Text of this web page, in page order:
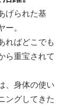
げられた基
ー。
ればどこでも
ら重宝されて
、身体の使い
ングしてきた